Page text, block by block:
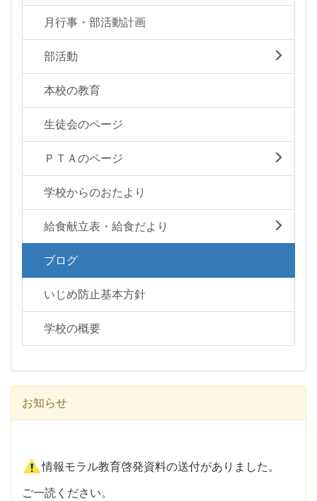
月行事・部活動計画
部活動
本校の教育
生徒会のページ
ＰＴＡのページ
学校からのおたより
給食献立表・給食だより
ブログ
いじめ防止基本方針
学校の概要
お知らせ
情報モラル教育啓発資料の送付がありました。
ご一読ください。